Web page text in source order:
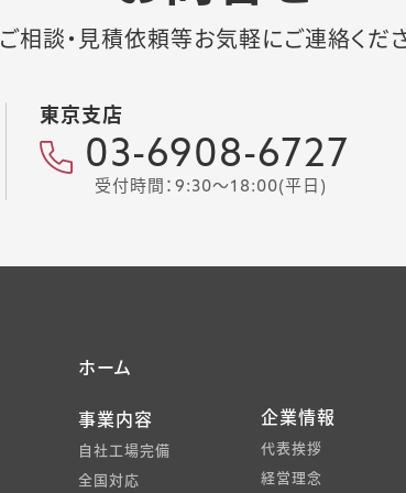
ご相談・見積依頼等お気軽にご連絡くだ
東京支店
03-6908-6727
受付時間：9:30～18:00(平日)
ホーム
事業内容
自社工場完備
全国対応
企業情報
代表挨拶
経営理念